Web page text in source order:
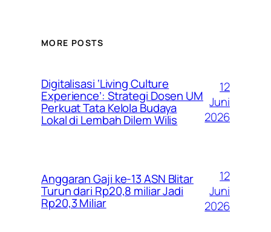
MORE POSTS
Digitalisasi ‘Living Culture
Experience’: Strategi Dosen UM
Perkuat Tata Kelola Budaya
Lokal di Lembah Dilem Wilis
12
Juni
2026
Anggaran Gaji ke-13 ASN Blitar
Turun dari Rp20,8 miliar Jadi
Rp20,3 Miliar
12
Juni
2026